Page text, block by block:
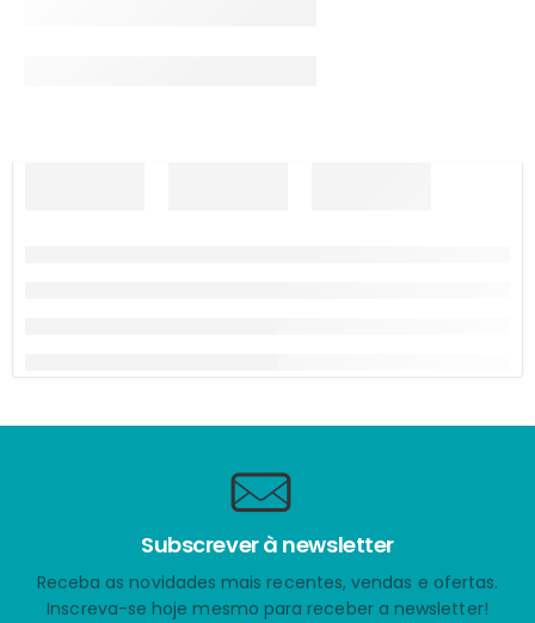
Subscrever à newsletter
Receba as novidades mais recentes, vendas e ofertas.
Inscreva-se hoje mesmo para receber a newsletter!